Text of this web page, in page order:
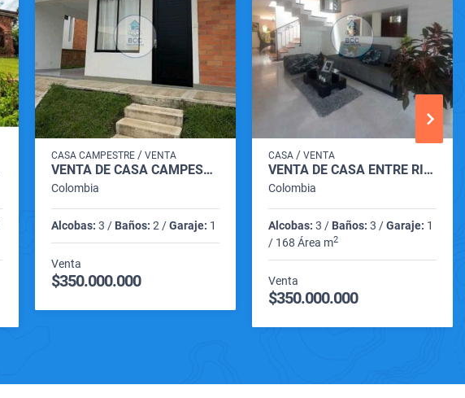
CASA CAMPESTRE /VENTA
VENTA DE CASA CAMPESTRE VILLA ESTAMPA VIA CARTAGO - ANSERMANUEVO
Colombia
Alcobas: 3 / Baños: 2 /Garaje: 1
Venta
$350.000.000
CASA /VENTA
VENTA DE CASA ENTRE RIOS CARTAGO VALLE
Colombia
Alcobas: 3 / Baños: 3 /Garaje: 1
/ 168 Área m2
Venta
$350.000.000